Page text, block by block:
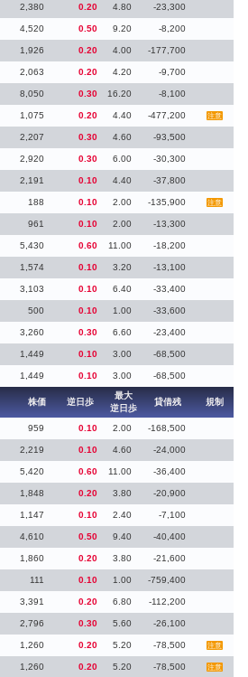
2,380 0.20 4.80 -23,300
4,520 0.50 9.20 -8,200
1,926 0.20 4.00 -177,700
2,063 0.20 4.20 -9,700
8,050 0.30 16.20 -8,100
1,075 0.20 4.40 -477,200 注意
2,207 0.30 4.60 -93,500
2,920 0.30 6.00 -30,300
2,191 0.10 4.40 -37,800
188 0.10 2.00 -135,900 注意
961 0.10 2.00 -13,300
5,430 0.60 11.00 -18,200
1,574 0.10 3.20 -13,100
3,103 0.10 6.40 -33,400
500 0.10 1.00 -33,600
3,260 0.30 6.60 -23,400
1,449 0.10 3.00 -68,500
1,449 0.10 3.00 -68,500
株価 逆日歩
最大
逆日歩
貸借残 規制
959 0.10 2.00 -168,500
2,219 0.10 4.60 -24,000
5,420 0.60 11.00 -36,400
1,848 0.20 3.80 -20,900
1,147 0.10 2.40 -7,100
4,610 0.50 9.40 -40,400
1,860 0.20 3.80 -21,600
111 0.10 1.00 -759,400
3,391 0.20 6.80 -112,200
2,796 0.30 5.60 -26,100
1,260 0.20 5.20 -78,500 注意
1,260 0.20 5.20 -78,500 注意